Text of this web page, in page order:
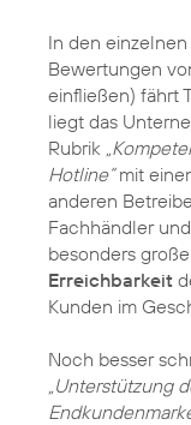
In den
Bewertungen
einfließen) fährt
liegt das
Rubrik
Hotline“mit
anderen
Fachhändler
besonders
Erreichbarkeit
Kunden im
Noch besser
„Unterstützung